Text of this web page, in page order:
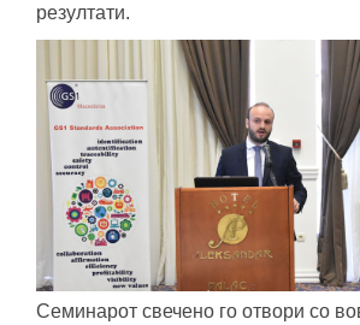
резултати.
Семинарот свечено го отвори со